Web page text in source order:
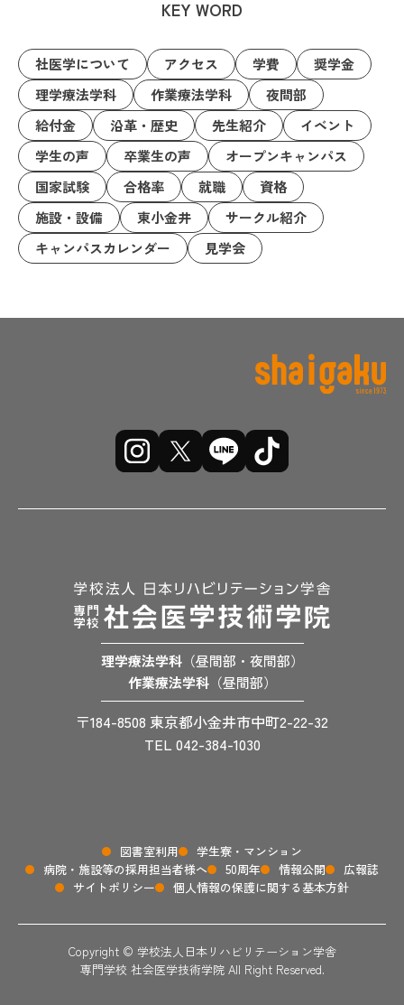
KEY WORD
社医学について アクセス 学費
奨学金
理学療法学科
作業療法学科
夜間部
給付金
沿革・歴史 先生紹介
イベント
学生の声
卒業生の声
オープンキャンパス
国家試験
合格率 就職
資格
施設・設備
東小金井
サークル紹介
キャンパスカレンダー
見学会
理学療法学科（昼間部・夜間部）
作業療法学科（昼間部）
〒184-8508 東京都小金井市中町2-22-32
TEL 042-384-1030
図書室利用
学生寮・マンション
病院・施設等の採用担当者様へ
50周年 情報公開
広報誌
サイトポリシー
個人情報の保護に関する基本方針
Copyright © 学校法人日本リハビリテーション学舎
専門学校 社会医学技術学院 All Right Reserved.